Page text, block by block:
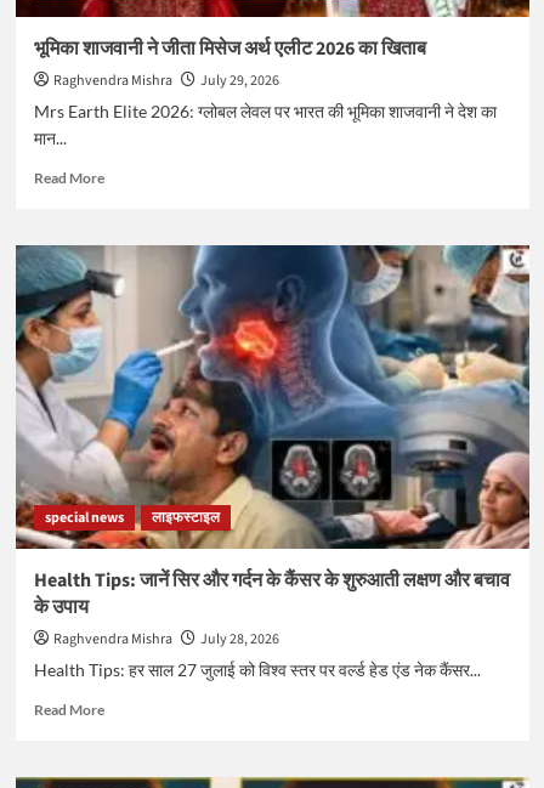
बर्बादी
और
कंगाली
सकते
भूमिका शाजवानी ने जीता मिसेज अर्थ एलीट 2026 का खिताब
Raghvendra Mishra
July 29, 2026
Mrs Earth Elite 2026: ग्लोबल लेवल पर भारत की भूमिका शाजवानी ने देश का
मान...
Read MoreRead
भूमिका
शाजवानी
ने
अर्थ
एलीट
2026
का
खिताब
special news लाइफस्टाइल
Health Tips: जानें सिर और गर्दन के कैंसर के शुरुआती लक्षण और बचाव
के उपाय
Raghvendra Mishra
July 28, 2026
Health Tips: हर साल 27 जुलाई को विश्व स्तर पर वर्ल्ड हेड एंड नेक कैंसर...
Read MoreRead
Health